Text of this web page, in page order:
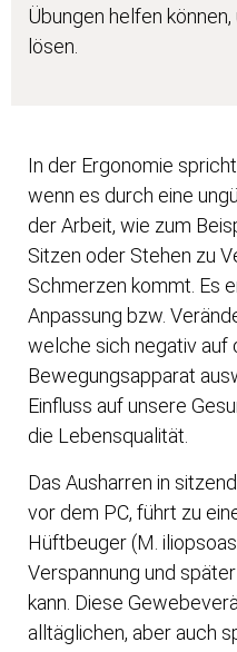
Übungen helfen
lösen.
In der Ergonomie
wenn es durch eine
der Arbeit, wie zum
Sitzen oder Stehen zu
Schmerzen kommt. Es
Anpassung bzw.
welche sich negativ auf
Bewegungsapparat
Einfluss auf unsere
die Lebensqualität.
Das Ausharren in
vor dem PC, führt zu
Hüftbeuger (M.
Verspannung und
kann. Diese
alltäglichen, aber auch